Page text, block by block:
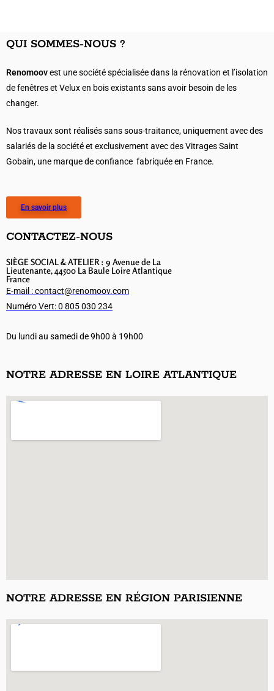
QUI SOMMES-NOUS ?
Renomoovest une société spécialisée dans la rénovation et l’isolation
de fenêtres et Velux en bois existants sans avoir besoin de les
changer.
Nos travaux sont réalisés sans sous-traitance, uniquement avec des
salariés de la société et exclusivement avec des Vitrages Saint
Gobain, une marque de confiance fabriquée en France.
En savoir plus
CONTACTEZ-NOUS
SIÈGE SOCIAL & ATELIER : 9 Avenue de La
Lieutenante, 44500 La Baule Loire Atlantique
France
E-mail : contact@renomoov.com
Numéro Vert: 0 805 030 234
Du lundi au samedi de 9h00 à 19h00
NOTRE ADRESSE EN LOIRE ATLANTIQUE
NOTRE ADRESSE EN RÉGION PARISIENNE